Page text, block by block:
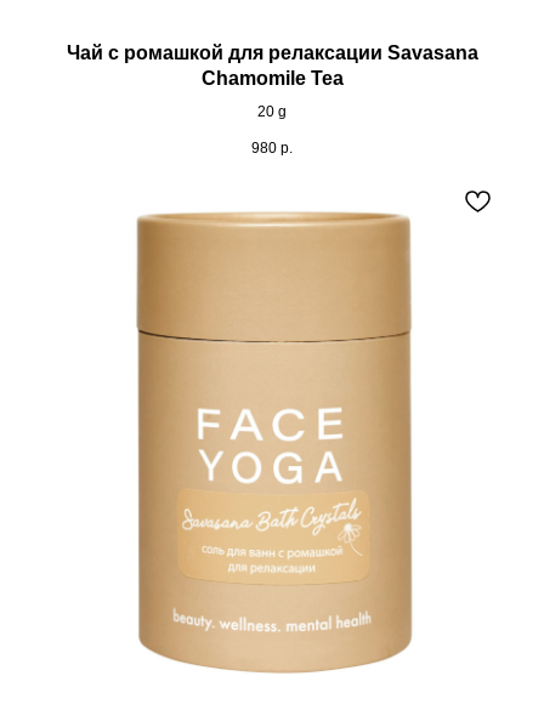
Чай с ромашкой для релаксации Savasana
Chamomile Tea
20 g
980 р.